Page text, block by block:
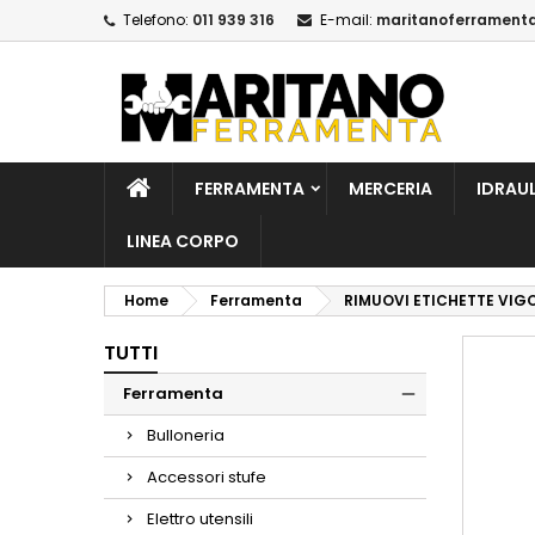
Telefono: 011 939 316 E-mail:
FERRAMENTA MERCERIA
LINEA CORPO
Home Ferramenta RIMUOVI ETICHETTE
TUTTI
Ferramenta
Bulloneria
Accessori stufe
Elettro utensili